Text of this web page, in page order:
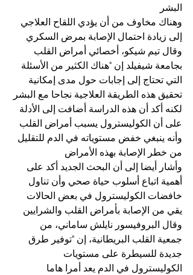
البشر
وهناك مخاوف من أن يؤدي اللقاح العلاجي
إلى زيادة احتمال الإصابة بمرض السكري
وقال تيم شيكو، أخصائي أمراض القلب
بجامعة شيفيلد إن "هناك الكثير من الأسئلة
التي تحتاج إلى إجابات حول مدى إمكانية
تحقيق هذه الطريقة العلاجية نجاحا مع البشر
لكنه أكد أن هذه الدراسة أضافت إلى الأدلة
على أن الكوليسترول يسبب أمراض القلب
وأنه ينبغي خفض مستوياته في الدم للتقليل
من خطر الإصابة بهذه الأمراض
وأشار أيضا إلى أن البحث الجديد أكد على
أهمية اتباع أسلوب حياة صحي وأن تناول
خافضات الكوليسترول في بعض الحالات
يقي من الإصابة بأمراض القلب والشرايين
وقال البروفيسور نايلش ساماني، من
جمعية القلب البريطانية، إن "توفير طرق
جديدة للسيطرة على مستويات
الكوليسترول في الدم يعد أمرا هاما